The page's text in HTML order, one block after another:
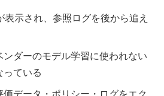
示され、参照ログを後から追え
ダーのモデル学習に使われない
ている